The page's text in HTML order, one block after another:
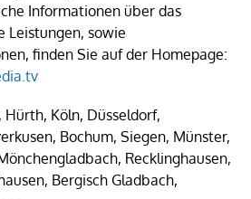
Informationen über das
Leistungen, sowie
finden Sie auf der Homepage:
Köln, Düsseldorf,
Bochum, Siegen, Münster,
Recklinghausen,
Bergisch Gladbach,